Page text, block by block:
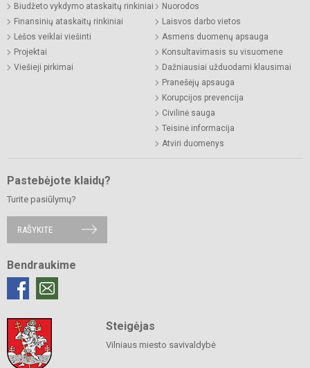
Biudžeto vykdymo ataskaitų rinkiniai
Finansinių ataskaitų rinkiniai
Lėšos veiklai viešinti
Projektai
Viešieji pirkimai
Nuorodos
Laisvos darbo vietos
Asmens duomenų apsauga
Konsultavimasis su visuomene
Dažniausiai užduodami klausimai
Pranešėjų apsauga
Korupcijos prevencija
Civilinė sauga
Teisinė informacija
Atviri duomenys
Pastebėjote klaidų?
Turite pasiūlymų?
RAŠYKITE
Bendraukime
Steigėjas
Vilniaus miesto savivaldybė